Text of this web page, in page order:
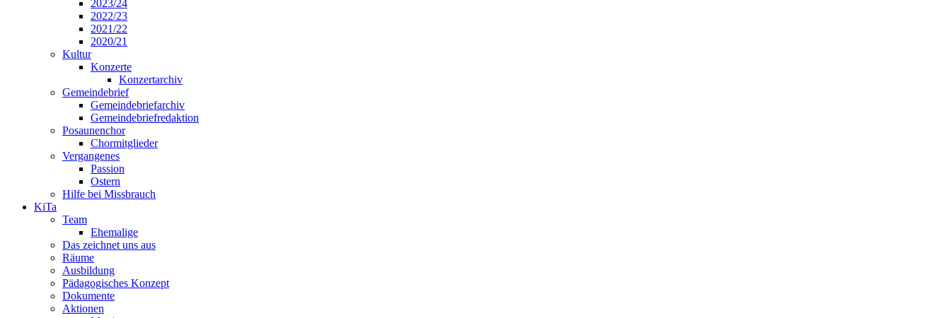
2023/24
2022/23
2021/22
2020/21
Kultur
Konzerte
Konzertarchiv
Gemeindebrief
Gemeindebriefarchiv
Gemeindebriefredaktion
Posaunenchor
Chormitglieder
Vergangenes
Passion
Ostern
Hilfe bei Missbrauch
KiTa
Team
Ehemalige
Das zeichnet uns aus
Räume
Ausbildung
Pädagogisches Konzept
Dokumente
Aktionen